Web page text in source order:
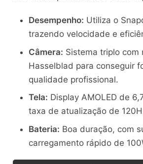
Desempenho: Utiliza o
trazendo velocidade e
Câmera: Sistema triplo com
Hasselblad para conseguir
qualidade profissional.
Tela: Display AMOLED de
taxa de atualização de
Bateria: Boa duração, com
carregamento rápido de